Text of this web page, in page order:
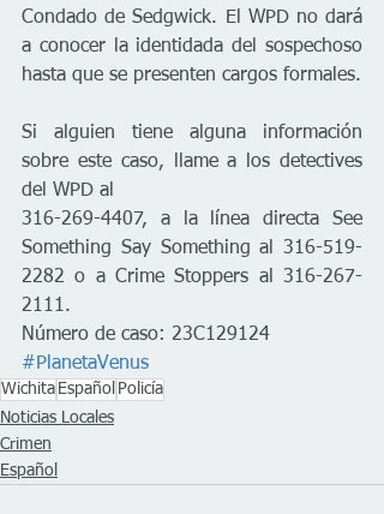
Condado de Sedgwick. El WPD no dará
a conocer la identidada del sospechoso
hasta que se presenten cargos formales.
Si alguien tiene alguna información
sobre este caso, llame a los detectives
del WPD al
316-269-4407, a la línea directa See
Something Say Something al 316-519-
2282 o a Crime Stoppers al 316-267-
2111.
Número de caso: 23C129124
#PlanetaVenus
Wichita Español Policía
Noticias Locales
Crimen
Español